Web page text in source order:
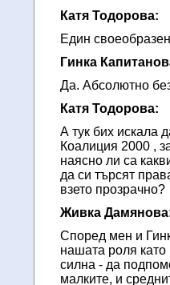
Катя Тодорова:
Един
Гинка
Да. Абсолютно
Катя Тодорова:
А тук бих искала
Коалиция 2000 ,
наясно ли са
да си търсят
взето прозрачно?
Живка
Според мен и
нашата роля като
силна - да
малките, и